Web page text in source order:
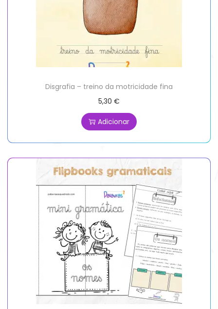
Disgrafia – treino da motricidade fina
5,30 €
Adicionar